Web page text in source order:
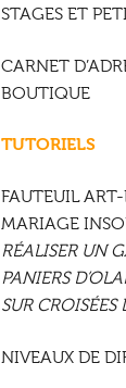
STAGES ET
CARNET
BOUTIQUE
TUTORIELS
FAUTEUIL
MARIAGE
RÉALISER UN
PANIERS
SUR
NIVEAUX DE